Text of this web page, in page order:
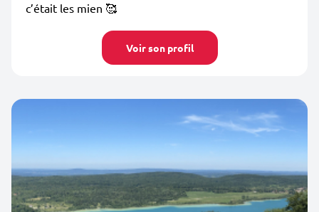
c’était les mien 🥰
Voir son profil